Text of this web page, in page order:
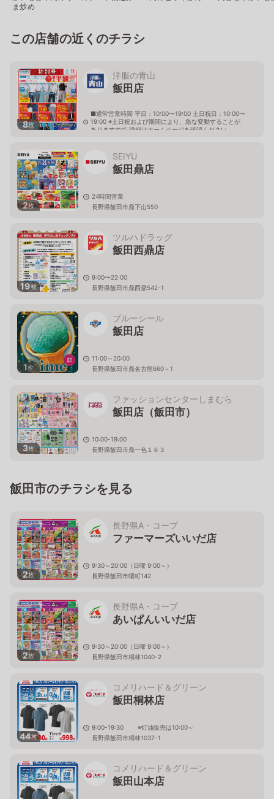
ま炒め
この店舗の近くのチラシ
8枚
洋服の青山
飯田店
■通常営業時間 平日：10:00〜19:00 土日祝日：10:00〜
19:00 ※土日祝および期間により、急な変動することが
ありますので 詳細はホームページを確認ください
2枚
SEIYU
飯田鼎店
24時間営業
長野県飯田市鼎下山550
19枚
ツルハドラッグ
飯田西鼎店
9:00〜22:00
長野県飯田市鼎西鼎542-1
1枚
ブルーシール
飯田店
11:00～20:00
長野県飯田市鼎名古熊660－1
3枚
ファッションセンターしまむら
飯田店（飯田市）
10:00-19:00
長野県飯田市鼎一色１６３
飯田市のチラシを見る
2枚
長野県A・コープ
ファーマーズいいだ店
9:30～20:00（日曜 9:00～）
長野県飯田市曙町142
2枚
長野県A・コープ
あいぱんいいだ店
9:30～20:00（日曜 9:00～）
長野県飯田市桐林1040-2
44枚
コメリハード＆グリーン
飯田桐林店
9:00-19:30 ※灯油販売は10:00～
長野県飯田市桐林1037-1
コメリハード＆グリーン
飯田山本店